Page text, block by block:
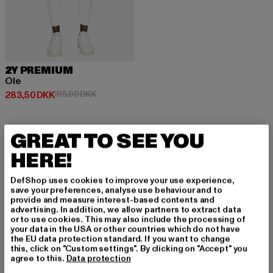
2Y PREMIUM
Ole
283,50 DKK
Nuværende pris: 283,50 DKK
315,00 DKKKampagnepris: 315,00 DKK
TILMELD DIG FOR A
T BLIVE INSPIRERE
T!
Tilmeld dig vores nyhedsbrev her og modtag f
remtidige oplysninger om aktuelle trends, tilbu
GREAT TO SEE YOU
HERE!
DefShop uses cookies to improve your use experience,
save your preferences, analyse use behaviour and to
provide and measure interest-based contents and
advertising. In addition, we allow partners to extract data
or to use cookies. This may also include the processing of
your data in the USA or other countries which do not have
the EU data protection standard. If you want to change
this, click on "Custom settings". By clicking on "Accept" you
agree to this. Data protection